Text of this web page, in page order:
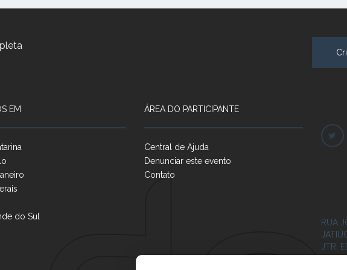
EM
do Sul
ÁREA DO PARTICIPANTE
Central de Ajuda
Denunciar este evento
Contato
RUA
JTR,